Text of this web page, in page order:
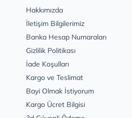
Hakkımızda
İletişim Bilgilerimiz
Banka Hesap Numaraları
Gizlilik Politikası
İade Koşulları
Kargo ve Teslimat
Bayi Olmak İstiyorum
Kargo Ücret Bilgisi